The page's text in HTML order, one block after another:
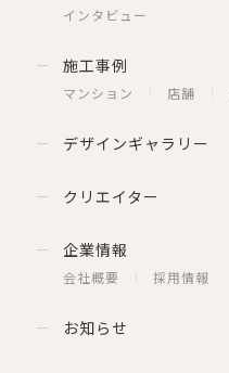
インタビュー
施工事例
マンション 店舗
デザインギャラリー
クリエイター
企業情報
会社概要 採用情報
お知らせ